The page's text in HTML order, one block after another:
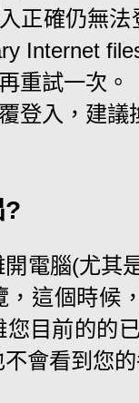
正確仍無
Internet
重試一次。
登入，建
?
電腦(尤其
，這個時候
您目前的的
會看到您